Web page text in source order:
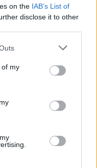
on the IAB’s List of
disclose it to other
one or more Google
You may click to
its third-party tags to
in below Google
of my
nyáron, míg a
jelent meg a
iránti kereslet